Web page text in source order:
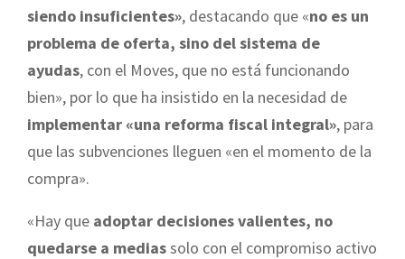
siendo insuficientes», destacando que «no es un
problema de oferta, sino del sistema de
ayudas, con el Moves, que no está funcionando
bien», por lo que ha insistido en la necesidad de
implementar «una reforma fiscal integral», para
que las subvenciones lleguen «en el momento de la
compra».
«Hay que adoptar decisiones valientes, no
quedarse a mediassolo con el compromiso activo